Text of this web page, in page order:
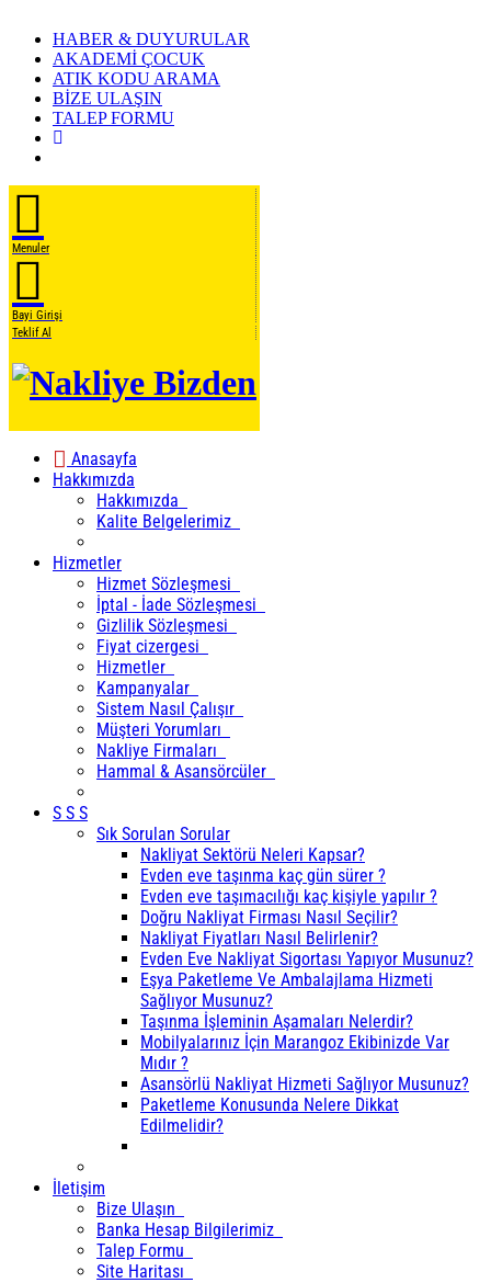
HABER & DUYURULAR
AKADEMİ ÇOCUK
ATIK KODU ARAMA
BİZE ULAŞIN
TALEP FORMU
Menuler
Bayi Girişi
Teklif Al
Anasayfa
Hakkımızda
Hakkımızda
Kalite Belgelerimiz
Hizmetler
Hizmet Sözleşmesi
İptal - İade Sözleşmesi
Gizlilik Sözleşmesi
Fiyat cizergesi
Hizmetler
Kampanyalar
Sistem Nasıl Çalışır
Müşteri Yorumları
Nakliye Firmaları
Hammal & Asansörcüler
S S S
Sık Sorulan Sorular
Nakliyat Sektörü Neleri Kapsar?
Evden eve taşınma kaç gün sürer ?
Evden eve taşımacılığı kaç kişiyle yapılır ?
Doğru Nakliyat Firması Nasıl Seçilir?
Nakliyat Fiyatları Nasıl Belirlenir?
Evden Eve Nakliyat Sigortası Yapıyor Musunuz?
Eşya Paketleme Ve Ambalajlama Hizmeti
Sağlıyor Musunuz?
Taşınma İşleminin Aşamaları Nelerdir?
Mobilyalarınız İçin Marangoz Ekibinizde Var
Mıdır ?
Asansörlü Nakliyat Hizmeti Sağlıyor Musunuz?
Paketleme Konusunda Nelere Dikkat
Edilmelidir?
İletişim
Bize Ulaşın
Banka Hesap Bilgilerimiz
Talep Formu
Site Haritası